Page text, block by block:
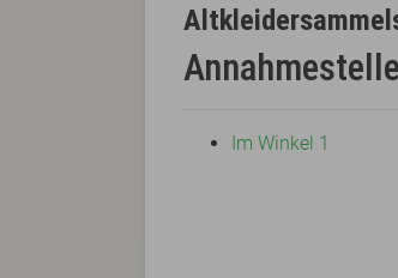
Annahmestelle
Im Winkel 1